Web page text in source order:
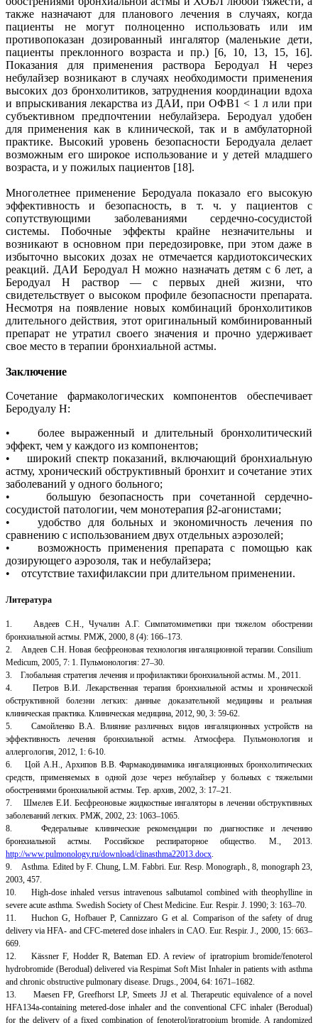
также назначают для планового лечения в случаях, когда
пациенты не могут полноценно использовать или им
противопоказан дозированный ингалятор (маленькие дети,
пациенты преклонного возраста и пр.) [6, 10, 13, 15, 16].
Показания для применения раствора Беродуал H через
небулайзер возникают в случаях необходимости применения
высоких доз бронхолитиков, затруднения координации вдоха
и впрыскивания лекарства из ДАИ, при ОФВ1 < 1 л или при
субъективном предпочтении небулайзера. Беродуал удобен
для применения как в клинической, так и в амбулаторной
практике. Высокий уровень безопасности Беродуала делает
возможным его широкое использование и у детей младшего
возраста, и у пожилых пациентов [18].
Многолетнее применение Беродуала показало его высокую
эффективность и безопасность, в т. ч. у пациентов с
сопутствующими заболеваниями сердечно-сосудистой
системы. Побочные эффекты крайне незначительны и
возникают в основном при передозировке, при этом даже в
избыточно высоких дозах не отмечается кардиотоксических
реакций. ДАИ Беродуал H можно назначать детям с 6 лет, а
Беродуал H раствор — с первых дней жизни, что
свидетельствует о высоком профиле безопасности препарата.
Несмотря на появление новых комбинаций бронхолитиков
длительного действия, этот оригинальный комбинированный
препарат не утратил своего значения и прочно удерживает
свое место в терапии бронхиальной астмы.
Заключение
Сочетание фармакологических компонентов обеспечивает
Беродуалу Н:
• более выраженный и длительный бронхолитический
эффект, чем у каждого из компонентов;
• широкий спектр показаний, включающий бронхиальную
астму, хронический обструктивный бронхит и сочетание этих
заболеваний у одного больного;
• большую безопасность при сочетанной сердечно-
сосудистой патологии, чем монотерапия β2-агонистами;
• удобство для больных и экономичность лечения по
сравнению с использованием двух отдельных аэрозолей;
• возможность применения препарата с помощью как
дозирующего аэрозоля, так и небулайзера;
• отсутствие тахифилаксии при длительном применении.
Литература
1. Авдеев С.Н., Чучалин А.Г. Симпатомиметики при тяжелом обострении
бронхиальной астмы. РМЖ, 2000, 8 (4): 166–173.
2. Авдеев С.Н. Новая бесфреоновая технология ингаляционной терапии. Consilium
Medicum, 2005, 7: 1. Пульмонология: 27–30.
3. Глобальная стратегия лечения и профилактики бронхиальной астмы. М., 2011.
4. Петров В.И. Лекарственная терапия бронхиальной астмы и хронической
обструктивной болезни легких: данные доказательной медицины и реальная
клиническая практика. Клиническая медицина, 2012, 90, 3: 59-62.
5. Самойленко В.А. Влияние различных видов ингаляционных устройств на
эффективность лечения бронхиальной астмы. Атмосфера. Пульмонология и
аллергология, 2012, 1: 6-10.
6. Цой А.Н., Архипов В.В. Фармакодинамика ингаляционных бронхолитических
средств, применяемых в одной дозе через небулайзер у больных с тяжелыми
обострениями бронхиальной астмы. Тер. архив, 2002, 3: 17–21.
7. Шмелев Е.И. Бесфреоновые жидкостные ингаляторы в лечении обструктивных
заболеваний легких. РМЖ, 2002, 23: 1063–1065.
8. Федеральные клинические рекомендации по диагностике и лечению
бронхиальной астмы. Российское респираторное общество. М., 2013.
http://www.pulmonology.ru/download/clinasthma22013.docx.
9. Asthma. Edited by F. Chung, L.M. Fabbri. Eur. Resp. Monograph., 8, monograph 23,
2003, 457.
10. High-dose inhaled versus intravenous salbutamol combined with theophylline in
severe acute asthma. Swedish Society of Chest Medicine. Eur. Respir. J. 1990; 3: 163–70.
11. Huchon G, Hofbauer P, Cannizzaro G et al. Comparison of the safety of drug
delivery via HFA- and CFC-metered dose inhalers in CAO. Eur. Respir. J., 2000, 15: 663–
669.
12. Kässner F, Hodder R, Bateman ED. A review of ipratropium bromide/fenoterol
hydrobromide (Berodual) delivered via Respimat Soft Mist Inhaler in patients with asthma
and chronic obstructive pulmonary disease. Drugs., 2004, 64: 1671–1682.
13. Maesen FP, Greefhorst LP, Smeets JJ et al. Therapeutic equivalence of a novel
HFA134a-containing metered-dose inhaler and the conventional CFC inhaler (Berodual)
for the delivery of a fixed combination of fenoterol/ipratropium bromide. A randomized